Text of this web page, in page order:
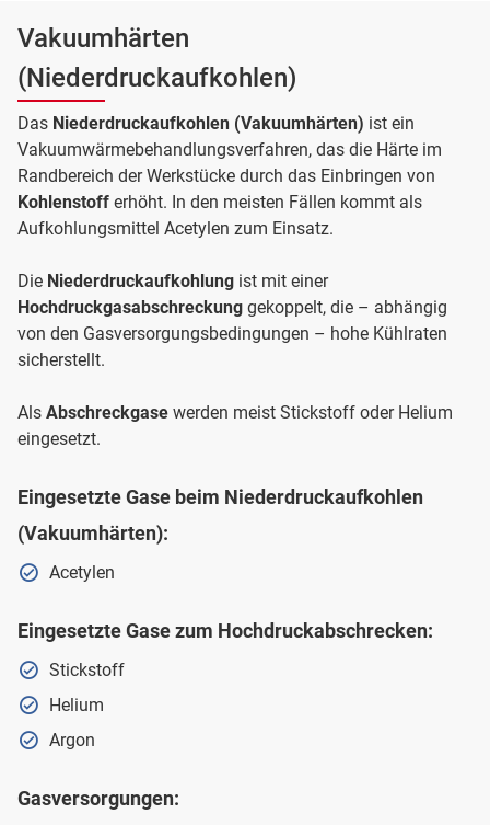
Vakuumhärten
(Niederdruckaufkohlen)
Das Niederdruckaufkohlen (Vakuumhärten) ist ein
Vakuumwärmebehandlungsverfahren, das die Härte im
Randbereich der Werkstücke durch das Einbringen von
Kohlenstoff erhöht. In den meisten Fällen kommt als
Aufkohlungsmittel Acetylen zum Einsatz.
Die Niederdruckaufkohlung ist mit einer
Hochdruckgasabschreckung gekoppelt, die – abhängig
von den Gasversorgungsbedingungen – hohe Kühlraten
sicherstellt.
Als Abschreckgase werden meist Stickstoff oder Helium
eingesetzt.
Eingesetzte Gase beim Niederdruckaufkohlen
(Vakuumhärten):
Acetylen
Eingesetzte Gase zum Hochdruckabschrecken:
Stickstoff
Helium
Argon
Gasversorgungen: